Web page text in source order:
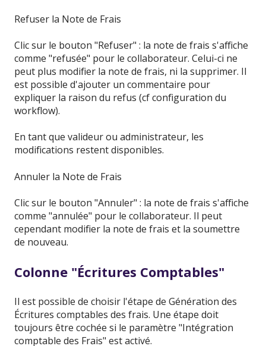
Refuser la Note de Frais
Clic sur le bouton "Refuser" : la note de frais s'affiche
comme "refusée" pour le collaborateur. Celui-ci ne
peut plus modifier la note de frais, ni la supprimer. Il
est possible d'ajouter un commentaire pour
expliquer la raison du refus (cf configuration du
workflow).
En tant que valideur ou administrateur, les
modifications restent disponibles.
Annuler la Note de Frais
Clic sur le bouton "Annuler" : la note de frais s'affiche
comme "annulée" pour le collaborateur. Il peut
cependant modifier la note de frais et la soumettre
de nouveau.
Colonne "Écritures Comptables"
Il est possible de choisir l'étape de Génération des
Écritures comptables des frais. Une étape doit
toujours être cochée si le paramètre "Intégration
comptable des Frais" est activé.